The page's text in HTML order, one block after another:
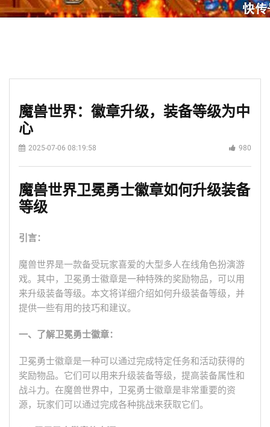
魔兽世界：徽章升级，装备等级为中
心
2025-07-06 08:19:58 980
魔兽世界卫冕勇士徽章如何升级装备
等级
引言：
魔兽世界是一款备受玩家喜爱的大型多人在线角色扮演游
戏。其中，卫冕勇士徽章是一种特殊的奖励物品，可以用
来升级装备等级。本文将详细介绍如何升级装备等级，并
提供一些有用的技巧和建议。
一、了解卫冕勇士徽章：
卫冕勇士徽章是一种可以通过完成特定任务和活动获得的
奖励物品。它们可以用来升级装备等级，提高装备属性和
战斗力。在魔兽世界中，卫冕勇士徽章是非常重要的资
源，玩家们可以通过完成各种挑战来获取它们。